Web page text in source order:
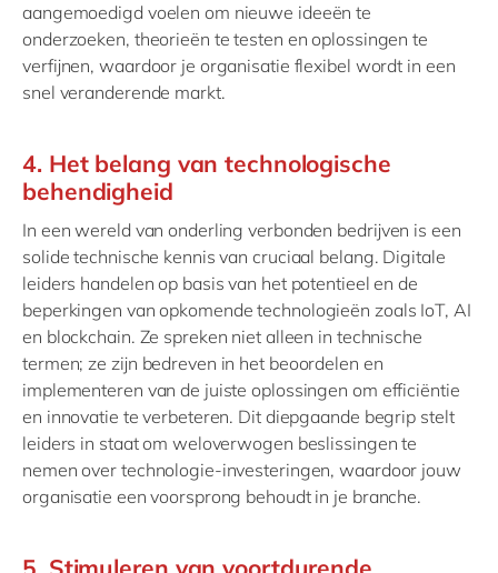
aangemoedigd voelen om nieuwe ideeën te
onderzoeken, theorieën te testen en oplossingen te
verfijnen, waardoor je organisatie flexibel wordt in een
snel veranderende markt.
4. Het belang van technologische
behendigheid
In een wereld van onderling verbonden bedrijven is een
solide technische kennis van cruciaal belang. Digitale
leiders handelen op basis van het potentieel en de
beperkingen van opkomende technologieën zoals IoT, AI
en blockchain. Ze spreken niet alleen in technische
termen; ze zijn bedreven in het beoordelen en
implementeren van de juiste oplossingen om efficiëntie
en innovatie te verbeteren. Dit diepgaande begrip stelt
leiders in staat om weloverwogen beslissingen te
nemen over technologie-investeringen, waardoor jouw
organisatie een voorsprong behoudt in je branche.